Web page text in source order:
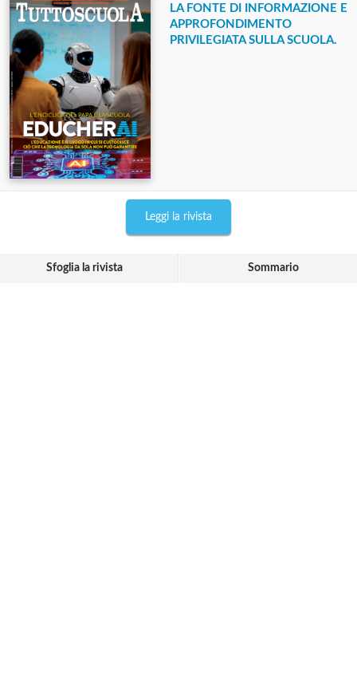
LA FONTE DI INFORMAZIONE E
APPROFONDIMENTO
PRIVILEGIATA SULLA SCUOLA.
Leggi la rivista
Sfoglia la rivista Sommario